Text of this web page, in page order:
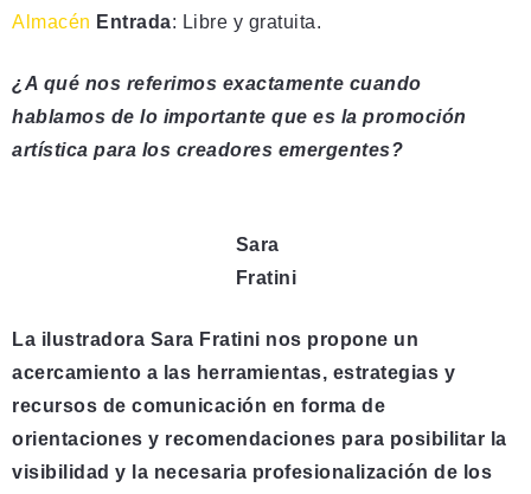
Almacén Entrada: Libre y gratuita.
¿A qué nos referimos exactamente cuando
hablamos de lo importante que es la promoción
artística para los creadores emergentes?
Sara
Fratini
La ilustradora Sara Fratini nos propone un
acercamiento a las herramientas, estrategias y
recursos de comunicación en forma de
orientaciones y recomendaciones para posibilitar la
visibilidad y la necesaria profesionalización de los